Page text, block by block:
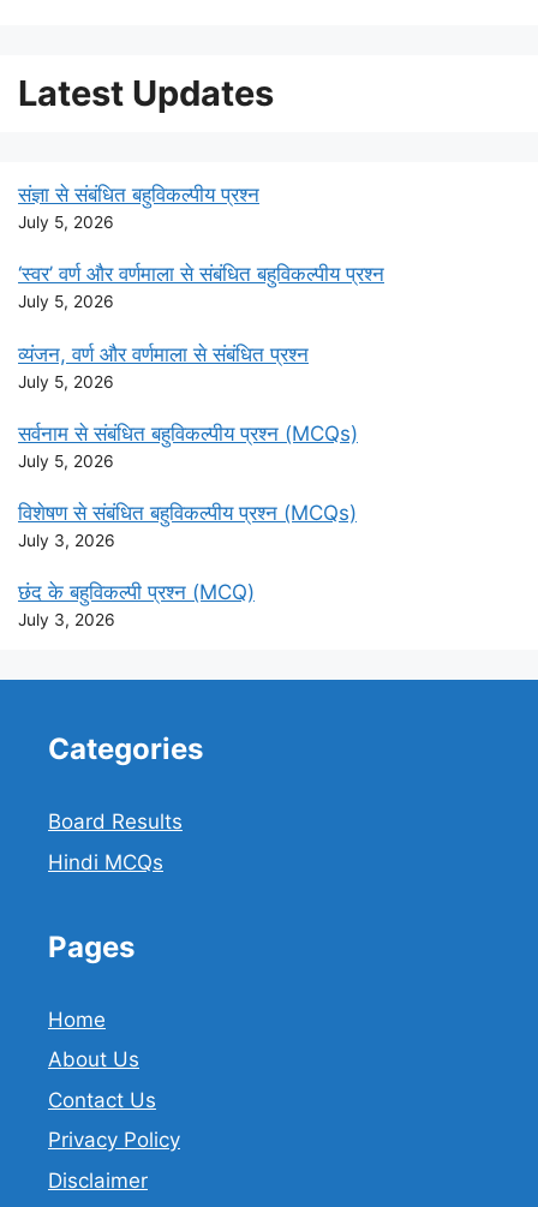
Latest Updates
संज्ञा से संबंधित बहुविकल्पीय प्रश्न
July 5, 2026
‘स्वर’ वर्ण और वर्णमाला से संबंधित बहुविकल्पीय प्रश्न
July 5, 2026
व्यंजन, वर्ण और वर्णमाला से संबंधित प्रश्न
July 5, 2026
सर्वनाम से संबंधित बहुविकल्पीय प्रश्न (MCQs)
July 5, 2026
विशेषण से संबंधित बहुविकल्पीय प्रश्न (MCQs)
July 3, 2026
छंद के बहुविकल्पी प्रश्न (MCQ)
July 3, 2026
Categories
Board Results
Hindi MCQs
Pages
Home
About Us
Contact Us
Privacy Policy
Disclaimer